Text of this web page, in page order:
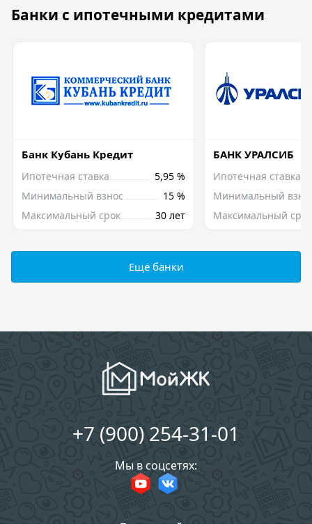
Банки с ипотечными кредитами
Банк Кубань Кредит
Ипотечная ставка
5,95 %
Минимальный взнос
15 %
Максимальный срок
30 лет
БАНК УРАЛСИБ
Ипотечная ставка
Минимальный
Максимальный срок
Еще банки
+7 (900) 254-31-01
Мы в соцсетях: